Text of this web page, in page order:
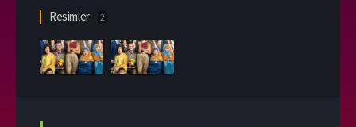
Resimler 2